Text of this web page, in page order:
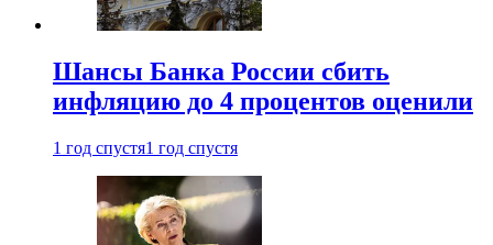
Шансы Банка России сбить
инфляцию до 4 процентов оценили
1 год спустя1 год спустя